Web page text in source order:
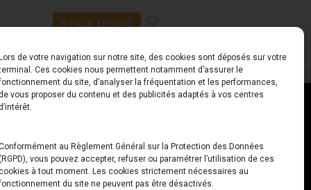
de votre navigation sur notre site, des cookies sont déposés sur votre
Ces cookies nous permettent notamment d’assurer le
du site, d’analyser la fréquentation et les performances,
vous proposer du contenu et des publicités adaptés à vos centres
au Règlement Général sur la Protection des Données
vous pouvez accepter, refuser ou paramétrer l’utilisation de ces
à tout moment. Les cookies strictement nécessaires au
du site ne peuvent pas être désactivés.
STOCK ÉPUISÉ
Du Lundi au Vendredi
10h00 – 12h30 // 14h00 –
19h00